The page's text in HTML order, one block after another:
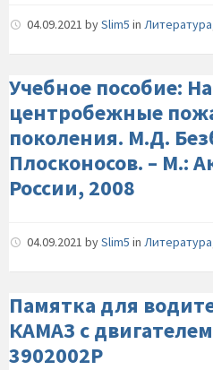
04.09.2021 bySlim5 in Литература
Учебное пособие:
центробежные
поколения. М.Д.
Плосконосов. – М.:
России, 2008
04.09.2021 bySlim5 in Литература
Памятка для
КАМАЗ с
3902002Р